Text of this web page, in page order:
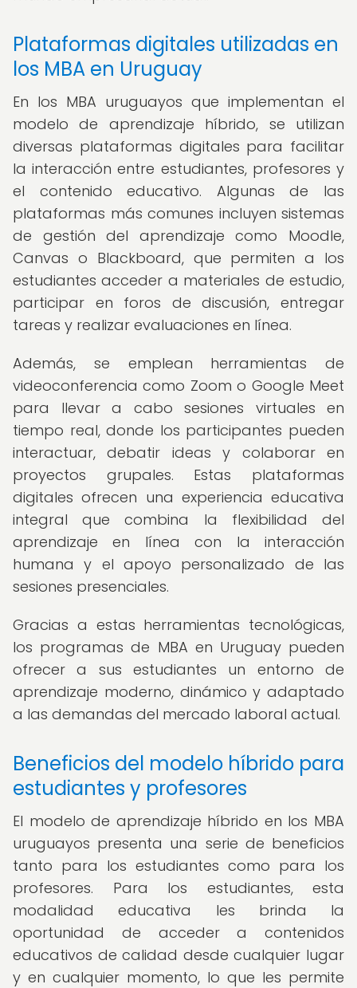
Plataformas digitales utilizadas en
los MBA en Uruguay
En los MBA uruguayos que implementan el
modelo de aprendizaje híbrido, se utilizan
diversas plataformas digitales para facilitar
la interacción entre estudiantes, profesores y
el contenido educativo. Algunas de las
plataformas más comunes incluyen sistemas
de gestión del aprendizaje como Moodle,
Canvas o Blackboard, que permiten a los
estudiantes acceder a materiales de estudio,
participar en foros de discusión, entregar
tareas y realizar evaluaciones en línea.
Además, se emplean herramientas de
videoconferencia como Zoom o Google Meet
para llevar a cabo sesiones virtuales en
tiempo real, donde los participantes pueden
interactuar, debatir ideas y colaborar en
proyectos grupales. Estas plataformas
digitales ofrecen una experiencia educativa
integral que combina la flexibilidad del
aprendizaje en línea con la interacción
humana y el apoyo personalizado de las
sesiones presenciales.
Gracias a estas herramientas tecnológicas,
los programas de MBA en Uruguay pueden
ofrecer a sus estudiantes un entorno de
aprendizaje moderno, dinámico y adaptado
a las demandas del mercado laboral actual.
Beneficios del modelo híbrido para
estudiantes y profesores
El modelo de aprendizaje híbrido en los MBA
uruguayos presenta una serie de beneficios
tanto para los estudiantes como para los
profesores. Para los estudiantes, esta
modalidad educativa les brinda la
oportunidad de acceder a contenidos
educativos de calidad desde cualquier lugar
y en cualquier momento, lo que les permite